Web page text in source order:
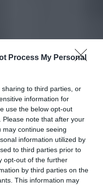
Process My Personal
to third parties, or
information for
use the below opt-out
note that after your
continue seeing
information utilized by
to third parties prior to
opt-out of the further
by third parties on the
This information may